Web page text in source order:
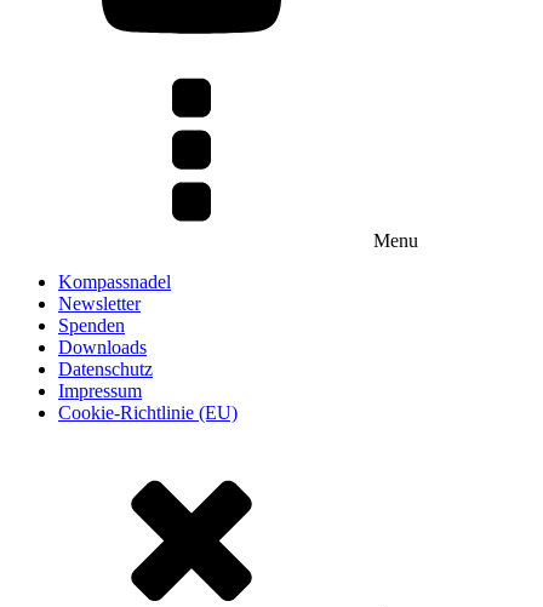
Menu
Kompassnadel
Newsletter
Spenden
Downloads
Datenschutz
Impressum
Cookie-Richtlinie (EU)